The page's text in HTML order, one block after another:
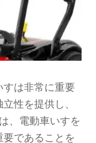
すは非常に重要
性を提供し、
、電動車いすを
であることを